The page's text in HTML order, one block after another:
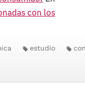
con los
estudio